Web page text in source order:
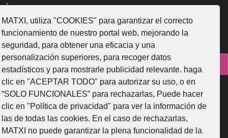
MATXI, utiliza "COOKIES" para garantizar el correcto
funcionamiento de nuestro portal web, mejorando la
seguridad, para obtener una eficacia y una
personalización superiores, para recoger datos
estadísticos y para mostrarle publicidad relevante. haga
clic en "ACEPTAR TODO" para autorizar su uso, o en
“SOLO FUNCIONALES” para rechazarlas, Puede hacer
clic en "Política de privacidad" para ver la información de
las de todas las cookies. En el caso de rechazarlas,
MATXI no puede garantizar la plena funcionalidad de la
SÍGUENOS
¿Como fabricamos?
Web subvencionada por la Diputación Foral de Bizkaia